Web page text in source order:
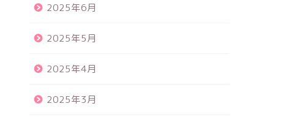
2025年6月
2025年5月
2025年4月
2025年3月